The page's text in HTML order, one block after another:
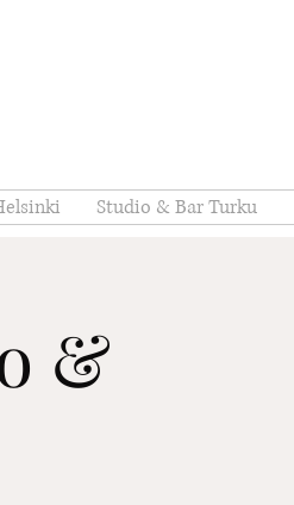
Studio & Bar Turku
&